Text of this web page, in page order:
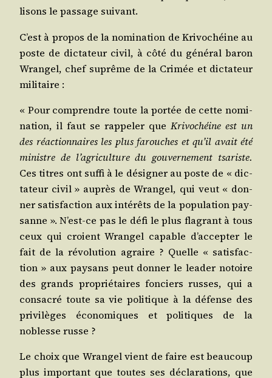
lisons le pas­sage suivant.
C’est à pro­pos de la nomi­na­tion de Kri­vo­chéine au
poste de dic­ta­teur civil, à côté du géné­ral baron
Wran­gel, chef suprême de la Cri­mée et dic­ta­teur
militaire :
« Pour com­prendre toute la por­tée de cette nomi­
na­tion, il faut se rap­pe­ler que Kri­vo­chéine est un
des réac­tion­naires les plus farouches et qu’il avait été
ministre de l’a­gri­cul­ture du gou­ver­ne­ment tsa­riste.
Ces titres ont suf­fi à le dési­gner au poste de « dic­
ta­teur civil » auprès de Wran­gel, qui veut « don­
ner satis­fac­tion aux inté­rêts de la popu­la­tion pay­
sanne ». N’est-ce pas le défi le plus fla­grant à tous
ceux qui croient Wran­gel capable d’accepter le
fait de la révo­lu­tion agraire ? Quelle « satis­fac­
tion » aux pay­sans peut don­ner le lea­der notoire
des grands pro­prié­taires fon­ciers russes, qui a
consa­cré toute sa vie poli­tique à la défense des
pri­vi­lèges éco­no­miques et poli­tiques de la
noblesse russe ?
Le choix que Wran­gel vient de faire est beau­coup
plus impor­tant que toutes ses décla­ra­tions, que